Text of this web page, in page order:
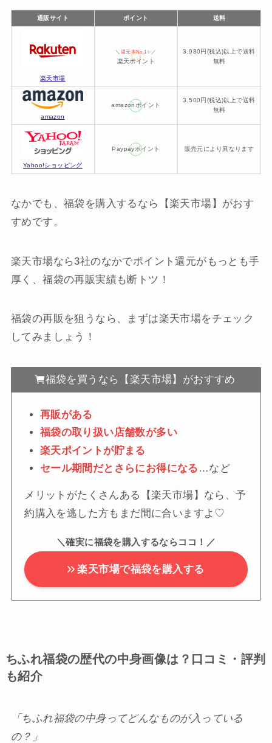
通販サイト ポイント 送料
楽天市場
＼ 還元率No.1 ✨／
楽天ポイント
3,980円(税込)以上で送料
無料
amazon
amazonポイント
3,500円(税込)以上で送料
無料
Yahoo!ショッピング
Paypayポイント 販売元により異なります
なかでも、福袋を購入するなら【楽天市場】がおす
すめです。
楽天市場なら3社のなかでポイント還元がもっとも手
厚く、福袋の再販実績も断トツ！
福袋の再販を狙うなら、まずは楽天市場をチェック
してみましょう！
福袋を買うなら【楽天市場】がおすすめ
再販がある
福袋の取り扱い店舗数が多い
楽天ポイントが貯まる
セール期間だとさらにお得になる …など
メリットがたくさんある【楽天市場】なら、予
約購入を逃した方もまだ間に合いますよ♡
＼確実に福袋を購入するならココ！／
楽天市場で福袋を購入する
ちふれ福袋の歴代の中身画像は？口コミ・評判
も紹介
「ちふれ福袋の中身ってどんなものが入っている
の？」